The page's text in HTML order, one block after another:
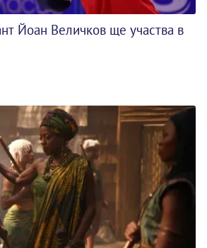
Йоан Величков ще участва в